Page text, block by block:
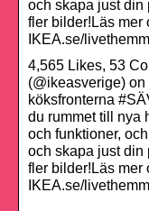
och skapa just
fler bilder!Läs mer
IKEA.se/
4,565 Likes, 53
(@ikeasverige) on
köksfronterna
du rummet till nya
och funktioner,
och skapa just
fler bilder!Läs mer
IKEA.se/